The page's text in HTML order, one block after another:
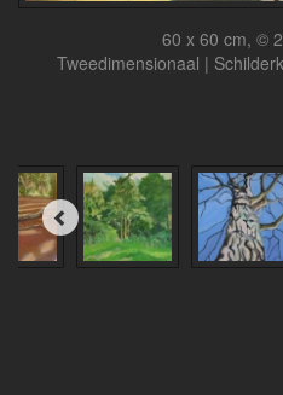
60 x 60 cm, ©
Tweedimensionaal |